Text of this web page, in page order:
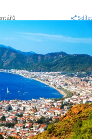
Sdílet